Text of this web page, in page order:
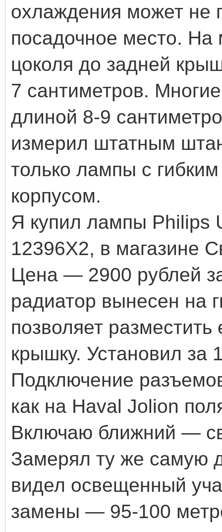
охлаждения может не
посадочное место.
цоколя до задней
7 сантиметров.
длиной 8-9
измерил штатным
только лампы с
корпусом.
Я купил лампы Philips
12396X2, в магазине
Цена — 2900 рублей
радиатор вынесен на
позволяет
крышку. Установил за
Подключение
как на Haval Jolion
Включаю ближний —
Замерял ту же самую
видел освещенный
замены — 95-100